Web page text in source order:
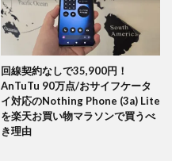
回線契約なしで35,900円！
AnTuTu 90万点/おサイフケータ
イ対応のNothing Phone (3a) Lite
を楽天お買い物マラソンで買うべ
き理由